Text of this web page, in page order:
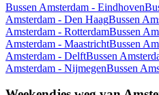
Bussen Amsterdam - Eindhoven
Amsterdam - Den HaagBussen
Amsterdam - RotterdamBussen
Amsterdam - MaastrichtBussen
Amsterdam - DelftBussen
Amsterdam - NijmegenBussen